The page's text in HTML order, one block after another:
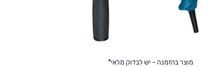
מוצר בהזמנה - יש לבדוק מלאי*